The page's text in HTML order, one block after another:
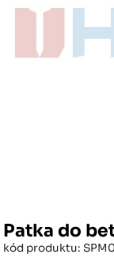
Patka do
kód produktu: